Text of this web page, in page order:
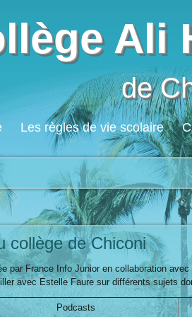
Ali
de
Les règles de vie scolaire
collège de Chiconi
par France Info Junior en collaboration
avec Estelle Faure sur différents sujets
Podcasts